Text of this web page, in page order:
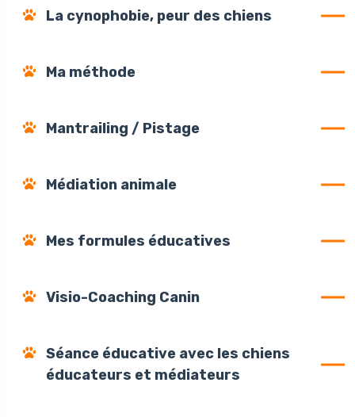
La cynophobie, peur des chiens
Ma méthode
Mantrailing / Pistage
Médiation animale
Mes formules éducatives
Visio-Coaching Canin
Séance éducative avec les chiens
éducateurs et médiateurs